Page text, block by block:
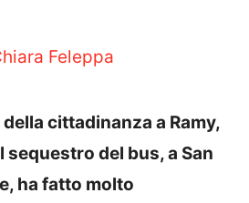
Feleppa
cittadinanza a Ramy,
sequestro del bus, a San
ha fatto molto